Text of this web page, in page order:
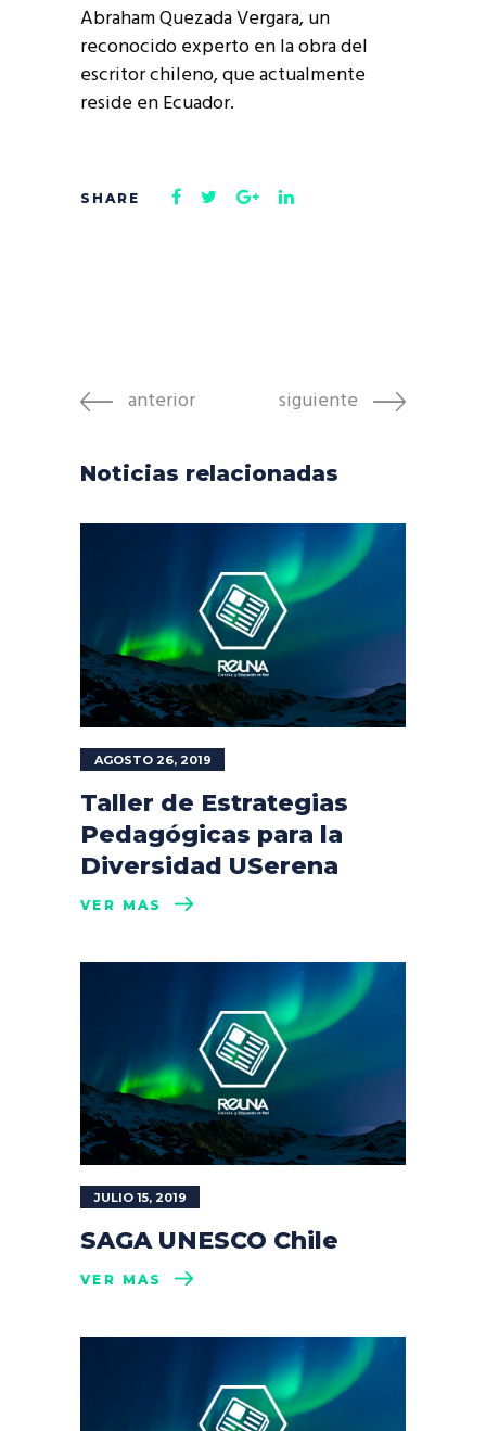
Abraham Quezada Vergara, un
reconocido experto en la obra del
escritor chileno, que actualmente
reside en Ecuador.
anterior siguiente
Noticias relacionadas
AGOSTO 26, 2019
Taller de Estrategias
Pedagógicas para la
Diversidad USerena
VER MÁS
JULIO 15, 2019
SAGA UNESCO Chile
VER MÁS